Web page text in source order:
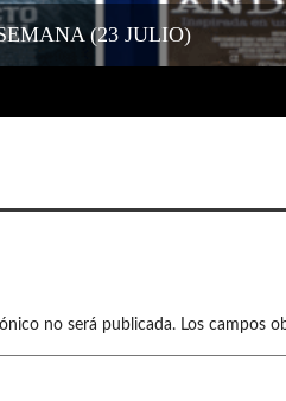
(23 JULIO)
no será publicada. Los campos